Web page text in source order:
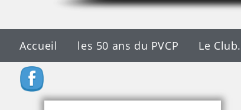
Accueil les 50 ans du PVCP Le